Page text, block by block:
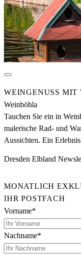
WEINGENUSS MIT
Weinböhla
Tauchen Sie ein in
malerische Rad- und
Aussichten. Ein
Dresden Elbland
MONATLICH
IHR POSTFACH
Vorname*
Nachname*